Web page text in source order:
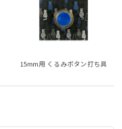
15mm用 くるみボタン打ち具